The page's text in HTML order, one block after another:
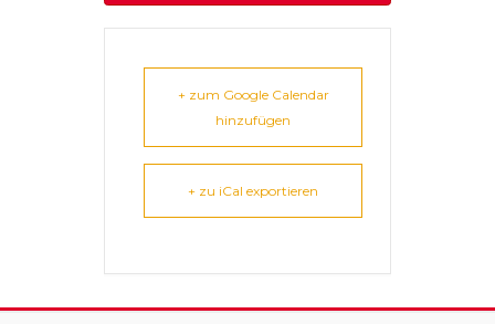
+ zum Google Calendar
hinzufügen
+ zu iCal exportieren